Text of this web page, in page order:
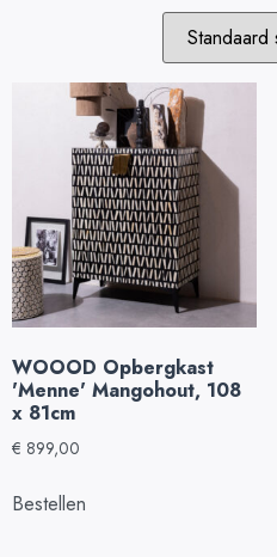
WOOOD Opbergkast
'Menne' Mangohout, 108
x 81cm
€ 899,00
Bestellen